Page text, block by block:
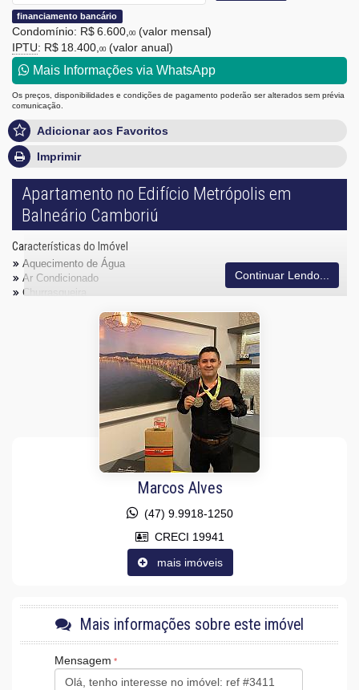
financiamento bancário
Condomínio: R$ 6.600, 00 (valor mensal)
IPTU: R$ 18.400, 00 (valor anual)
Mais Informações via WhatsApp
Os preços, disponibilidades e condições de pagamento poderão ser alterados sem prévia
comunicação.
Adicionar aos Favoritos
Imprimir
Apartamento no Edifício Metrópolis em
Balneário Camboriú
Características do Imóvel
Aquecimento de Água
Ar Condicionado
Churrasqueira
Infra para Ar Split
Móveis Planejados
Vista Panorâmica
Dependência de Empregada
Sala de Estar Íntimo
Sala para 3 Ambientes
Suíte Master
Características do Empreendimento
Continuar Lendo...
Marcos Alves
(47) 9.9918-1250
CRECI 19941
mais imóveis
Mais informações sobre este imóvel
Mensagem